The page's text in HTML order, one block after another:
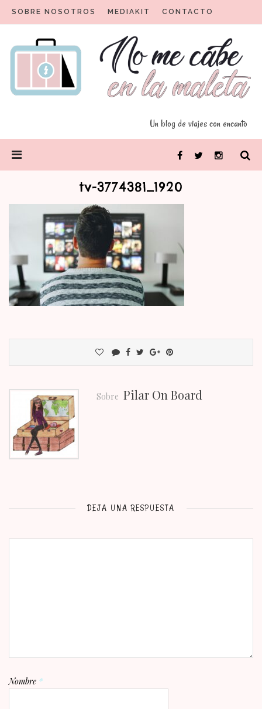
SOBRE NOSOTROS MEDIAKIT CONTACTO
Un blog de viajes con encanto
No me cabe en la maleta
Un blog para viajeros con encanto
FacebookTwitter Instagram
tv-3774381_1920
Sobre Pilar On Board
DEJA UNA RESPUESTA
Nombre *